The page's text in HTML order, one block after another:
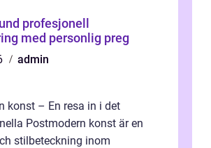
med personlig preg
admin
konst – En resa in i det
Postmodern konst är en
stilbeteckning inom